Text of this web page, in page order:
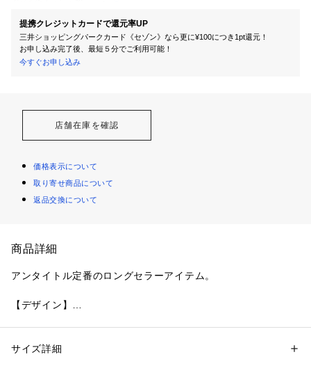
提携クレジットカードで還元率UP
三井ショッピングパークカード《セゾン》なら更に¥100につき1pt還元！
お申し込み完了後、最短５分でご利用可能！
今すぐお申し込み
店舗在庫を確認
価格表示について
取り寄せ商品について
返品交換について
商品詳細
アンタイトル定番のロングセラーアイテム。
【デザイン】
子羊の毛を使用している為、繊維が細くしなやかなので、肌当
性別：レディース
サイズ詳細